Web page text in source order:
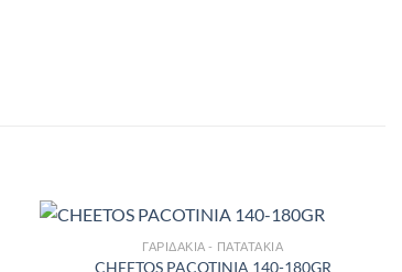
ΓΑΡΙΔΆΚΙΑ - ΠΑΤΑΤΆΚΙΑ
CHEETOS PACOTINIA 140-180GR